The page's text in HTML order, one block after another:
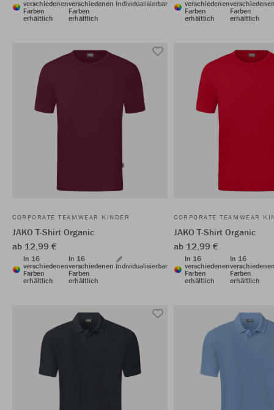
verschiedenen
Farben
erhältlich
verschiedenen
Farben
erhältlich
Individualisierbar
verschiedenen
Farben
erhältlich
Farben
erhältlich
CORPORATE TEAMWEAR KINDER
JAKO T-Shirt Organic
ab 12,99 €
In 16
verschiedenen
Farben
erhältlich
In 16
verschiedenen
Farben
erhältlich
Individualisierbar
CORPORATE TEAMWEAR
JAKO T-Shirt Organic
ab 12,99 €
In 16
verschiedenen
Farben
erhältlich
In 16
Farben
erhältlich